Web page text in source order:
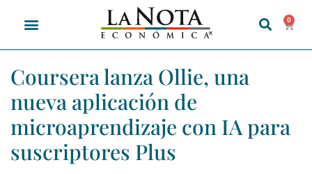
0
Coursera lanza Ollie, una
nueva aplicación de
microaprendizaje con IA para
suscriptores Plus